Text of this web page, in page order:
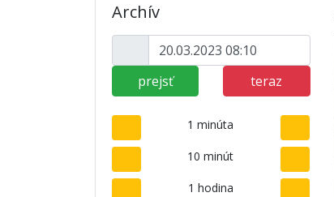
Archív
prejsť teraz
1 minúta
10 minút
1 hodina